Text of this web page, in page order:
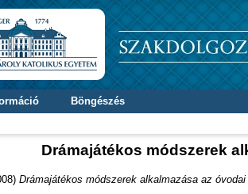
Böngészés
Drámajátékos módszerek
Drámajátékos módszerek alkalmazása az